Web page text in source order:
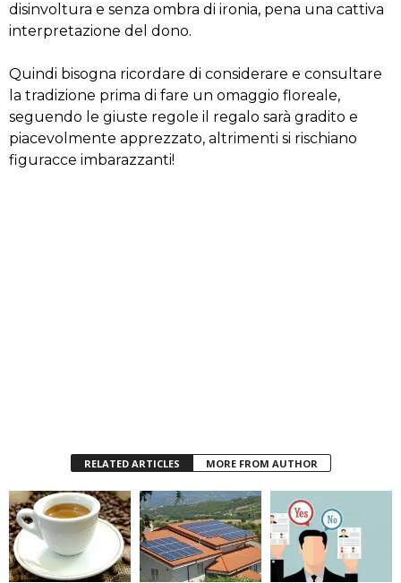
disinvoltura e senza ombra di ironia, pena una cattiva
interpretazione del dono.
Quindi bisogna ricordare di considerare e consultare
la tradizione prima di fare un omaggio floreale,
seguendo le giuste regole il regalo sarà gradito e
piacevolmente apprezzato, altrimenti si rischiano
figuracce imbarazzanti!
RELATED ARTICLES MORE FROM AUTHOR